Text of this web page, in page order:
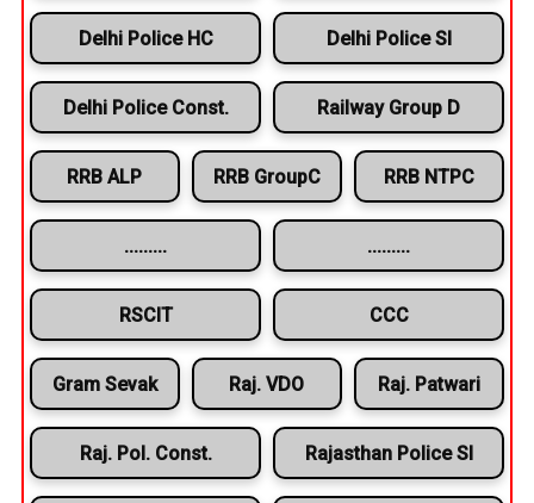
Delhi Police HC Delhi Police SI
Delhi Police Const. Railway Group D
RRB ALP RRB GroupC RRB NTPC
......... .........
RSCIT CCC
Gram Sevak Raj. VDO Raj. Patwari
Raj. Pol. Const. Rajasthan Police SI